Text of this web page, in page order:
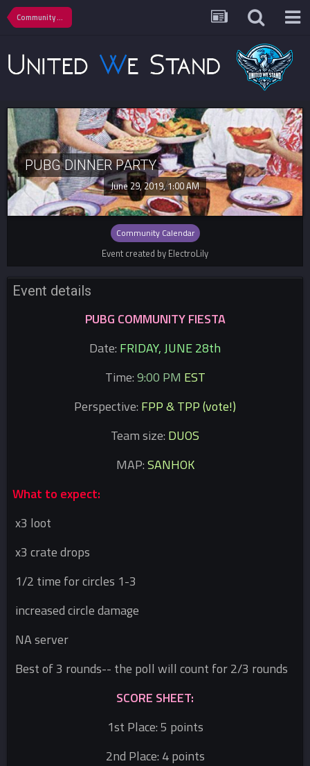
Community Calendar
PUBG DINNER PARTY
June 29, 2019, 1:00 AM
Community Calendar
Event created by ElectroLily
Event details
PUBG COMMUNITY FIESTA
Date: FRIDAY, JUNE 28th
Time:9:00 PM EST
Perspective: FPP & TPP (vote!)
Team size: DUOS
MAP:SANHOK
What to expect:
x3 loot
x3 crate drops
1/2 time for circles 1-3
increased circle damage
NA server
Best of 3 rounds-- the poll will count for 2/3 rounds
SCORE SHEET:
1st Place: 5 points
2nd Place: 4 points